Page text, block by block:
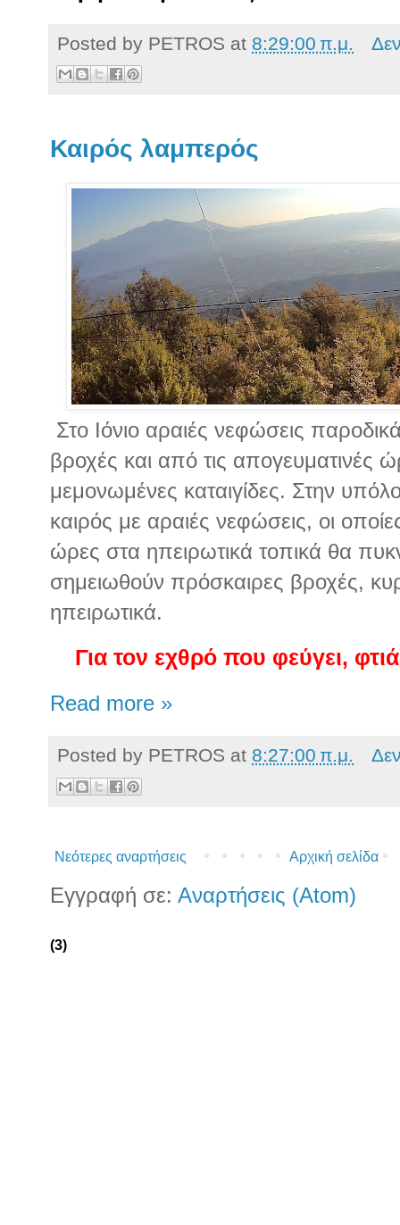
Posted by PETROS at 8:29:00 π.μ.
Καιρός λαμπερός
Στο Ιόνιο αραιές νεφώσεις
βροχές και από τις απογευματινές
μεμονωμένες καταιγίδες. Στην
καιρός με αραιές νεφώσεις, οι
ώρες στα ηπειρωτικά τοπικά θα
σημειωθούν πρόσκαιρες βροχές,
ηπειρωτικά.
Για τον εχθρό που φεύγει,
Read more »
Posted by PETROS at 8:27:00 π.μ.
Νεότερες αναρτήσεις Αρχική σελίδα
Εγγραφή σε: Αναρτήσεις (Atom)
(3)